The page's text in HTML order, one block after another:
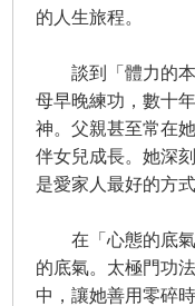
的人生旅程。
談到「體力的本
母早晚練功，數十
神。父親甚至常在
伴女兒成長。她深
是愛家人最好的方式
在「心態的底氣
的底氣。太極門功
中，讓她善用零碎